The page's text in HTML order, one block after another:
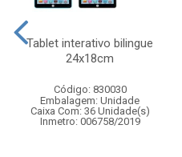
Tablet interativo bilingue
24x18cm
Código: 830030
Embalagem: Unidade
Caixa Com: 36 Unidade(s)
Inmetro: 006758/2019